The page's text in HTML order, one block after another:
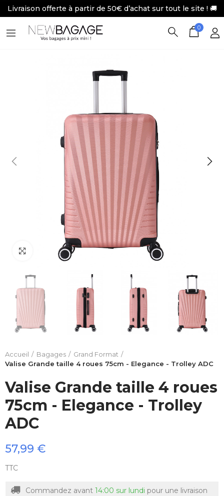
Livraison offerte à partir de 50€ d’achat sur tout le site ! 🚚
0
Click to enlarge
Accueil Bagages
Grand Format
Valise Grande taille 4 roues 75cm - Elegance - Trolley ADC
Valise Grande taille 4 roues
75cm - Elegance - Trolley
ADC
57,99 €
TTC
Commandez avant 14:00 sur lundi pour une livraison